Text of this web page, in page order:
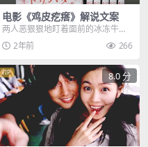
电影《鸡皮疙瘩》解说文案
两人恶狠狠地盯着面前的冰冻牛
排，滋起那嗜血的獠牙，猛的咬了
下去，可爱的模样，把躲...
2年前 266
VIP 8.0 分